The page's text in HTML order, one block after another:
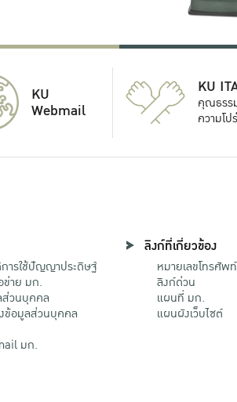
KU
Webmail
KU
คุณธรร
ความโป
ารใช้ปัญญาประดิษฐ์
ข่าย มก.
ส่วนบุคคล
ข้อมูลส่วนบุคคล
มก.
ลิงก์ที่เกี่ยวข้อง
หมายเลขโทรศัพท์
ลิงก์ด่วน
แผนที่ มก.
แผนผังเว็บไซต์